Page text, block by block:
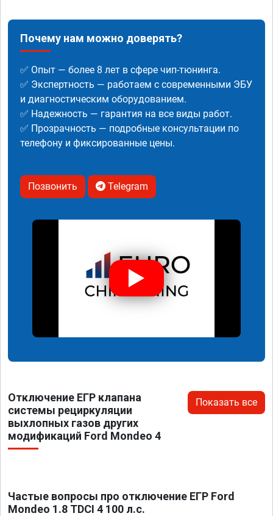
Почему нам можно доверять?
✅ Опыт — более 8 лет в сфере чип-тюнинга.
✅ Экспертность — работаем с современными ЭБУ
и диагностическим оборудованием.
✅ Надежность — гарантия на все виды работ.
✅ Прозрачность — подробные консультации по
телефону и фиксированные цены.
Позвонить Telegram
Отключение ЕГР клапана
системы рециркуляции
выхлопных газов других
модификаций Ford Mondeo 4
Показать все
Частые вопросы про отключение ЕГР Ford
Mondeo 1.8 TDCI 4 100 л.с.